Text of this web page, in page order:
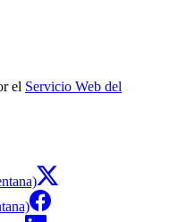
el Servicio Web del